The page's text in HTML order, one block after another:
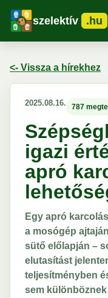
szelektív .hu
<- Vissza a hírekhez
2025.08.16. 787
igazi
apró
Egy apró
a mosógép
sütő előlapján –
elutasítást
teljesítményben
sem